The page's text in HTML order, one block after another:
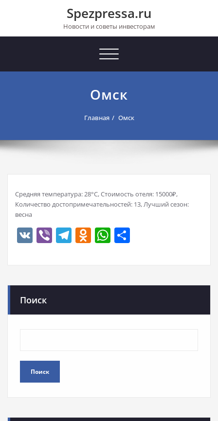
Spezpressa.ru
Новости и советы инвесторам
Toggle
Омск
Главная Омск
Средняя температура: 28°C, Стоимость отеля: 15000₽,
Количество достопримечательностей: 13, Лучший сезон:
весна
VK ViberTelegram
Odnoklassniki
WhatsApp
Поиск
Поиск